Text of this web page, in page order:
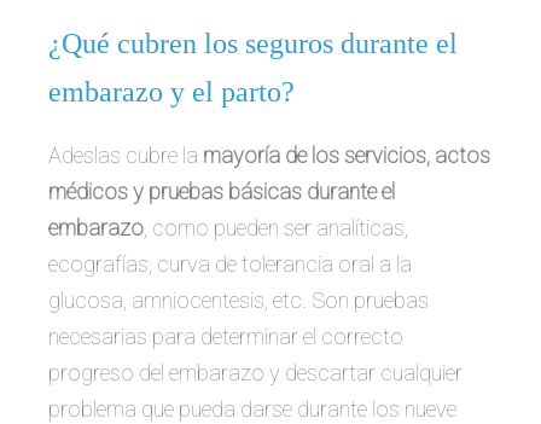
¿Qué cubren los seguros durante el
embarazo y el parto?
Adeslas cubre la mayoría de los servicios, actos
médicos y pruebas básicas durante el
embarazo, como pueden ser analíticas,
ecografías, curva de tolerancia oral a la
glucosa, amniocentesis, etc. Son pruebas
necesarias para determinar el correcto
progreso del embarazo y descartar cualquier
problema que pueda darse durante los nueve